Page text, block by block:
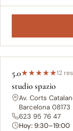
5.0★★★★★12
studio spazio
Av. Corts
Barcelona 08173
623 95 76 47
Hoy: 9:30–19:00